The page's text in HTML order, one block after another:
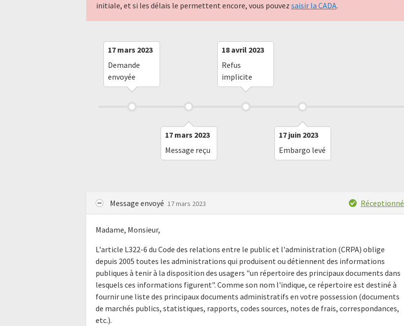
initiale, et si les délais le permettent encore, vous pouvez saisir la CADA.
17 mars 2023
Demande
envoyée
17 mars 2023
Message reçu
18 avril 2023
Refus
implicite
17 juin 2023
Embargo levé
Message envoyé 17 mars 2023 Réceptionné
Madame, Monsieur,
L'article L322-6 du Code des relations entre le public et l'administration (CRPA) oblige
depuis 2005 toutes les administrations qui produisent ou détiennent des informations
publiques à tenir à la disposition des usagers "un répertoire des principaux documents dans
lesquels ces informations figurent". Comme son nom l'indique, ce répertoire est destiné à
fournir une liste des principaux documents administratifs en votre possession (documents
de marchés publics, statistiques, rapports, codes sources, notes de frais, correspondances,
etc.).